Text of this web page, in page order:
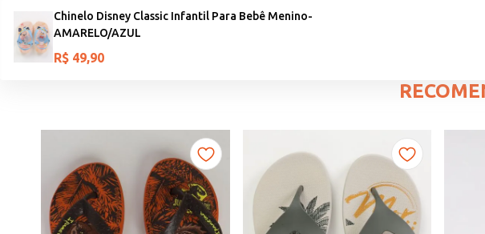
Chinelo Disney Classic Infantil Para Bebê Menino-
AMARELO/AZUL
R$ 49,90